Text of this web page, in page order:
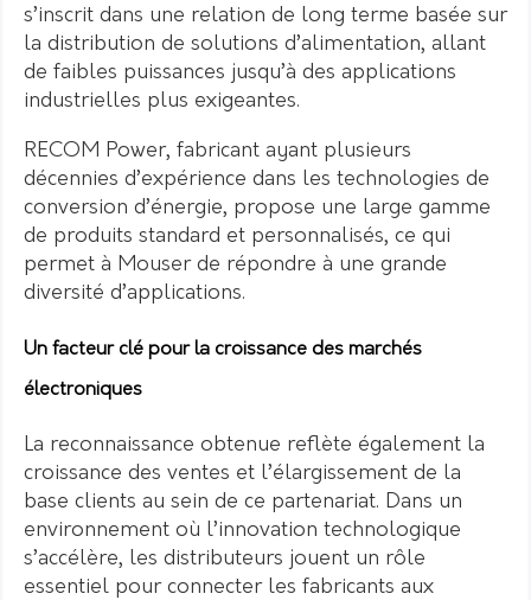
s’inscrit dans une relation de long terme basée sur
la distribution de solutions d’alimentation, allant
de faibles puissances jusqu’à des applications
industrielles plus exigeantes.
RECOM Power, fabricant ayant plusieurs
décennies d’expérience dans les technologies de
conversion d’énergie, propose une large gamme
de produits standard et personnalisés, ce qui
permet à Mouser de répondre à une grande
diversité d’applications.
Un facteur clé pour la croissance des marchés
électroniques
La reconnaissance obtenue reflète également la
croissance des ventes et l’élargissement de la
base clients au sein de ce partenariat. Dans un
environnement où l’innovation technologique
s’accélère, les distributeurs jouent un rôle
essentiel pour connecter les fabricants aux